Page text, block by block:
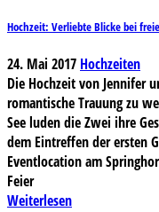
Hochzeit: Verliebte Blicke bei
24. Mai 2017 Hochzeiten
Die Hochzeit von Jennifer
romantische Trauung zu
See luden die Zwei ihre
dem Eintreffen der ersten
Eventlocation am
Feier
Weiterlesen